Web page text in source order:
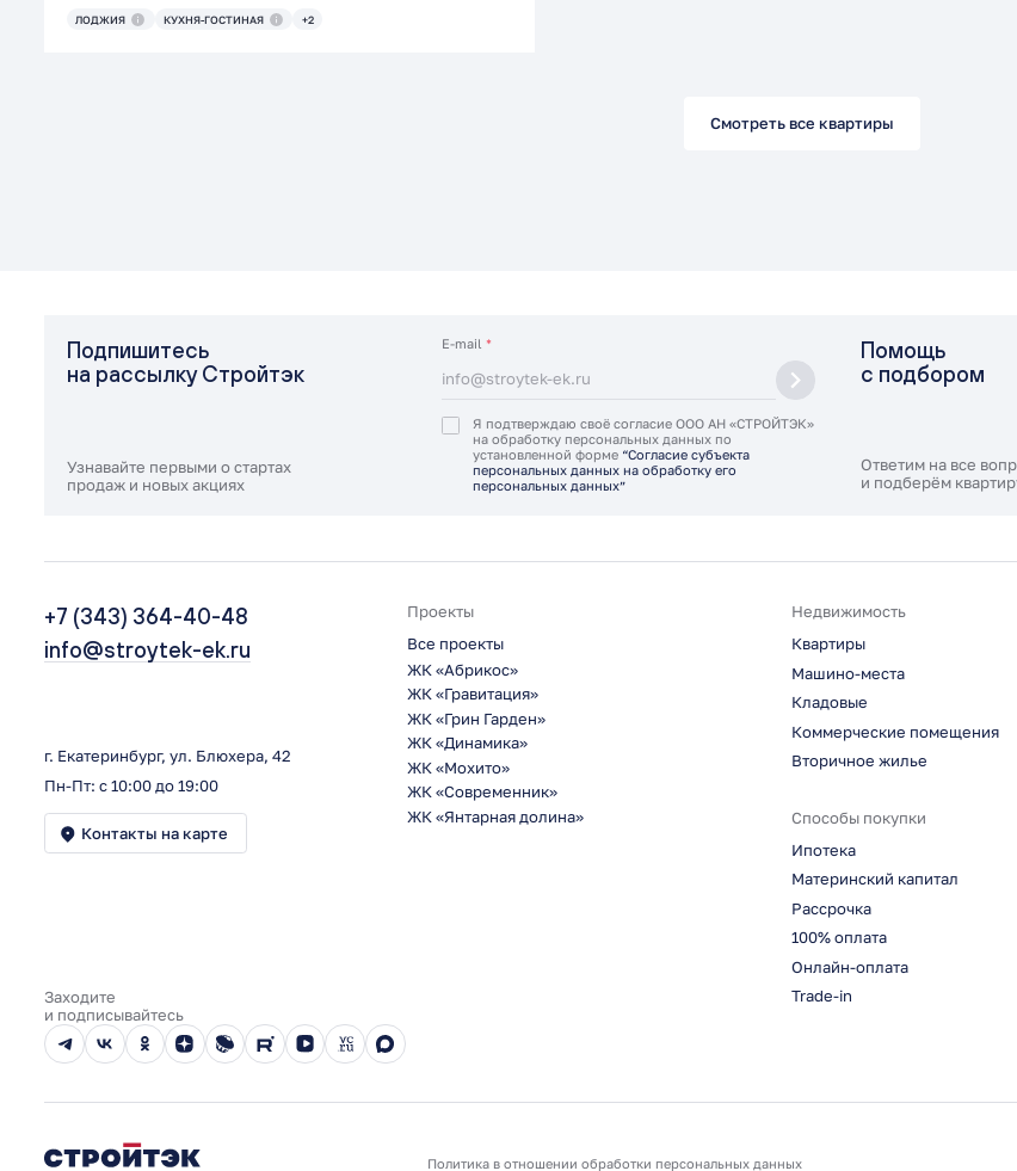
ЛОДЖИЯ КУХНЯ-ГОСТИНАЯ +2
Смотреть все квартиры
Подпишитесь
на рассылку Стройтэк
Узнавайте первыми о стартах
продаж и новых акциях
E-mail *
Я подтверждаю своё согласие ООО АН «СТРОЙТЭК»
на обработку персональных данных по
установленной форме “Согласие субъекта
персональных данных на обработку его
персональных данных”
Помощь
с подбором
Ответим на все
и подберём
+7 (343) 364-40-48
info@stroytek-ek.ru
г. Екатеринбург, ул. Блюхера, 42
Пн-Пт: с 10:00 до 19:00
Контакты на карте
Заходите
и подписывайтесь
Проекты
Все проекты
ЖК «Абрикос»
ЖК «Гравитация»
ЖК «Грин Гарден»
ЖК «Динамика»
ЖК «Мохито»
ЖК «Современник»
ЖК «Янтарная долина»
Недвижимость
Квартиры
Машино-места
Кладовые
Коммерческие помещения
Вторичное жилье
Способы покупки
Ипотека
Материнский капитал
Рассрочка
100% оплата
Онлайн-оплата
Trade-in
Политика в отношении обработки персональных данных